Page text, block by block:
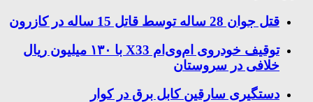
قتل جوان 28 ساله توسط قاتل 15 ساله در کازرون
توقیف خودروی ام‌وی‌ام X33 با ۱۳۰ میلیون ریال
خلافی در سروستان
دستگیری سارقین کابل برق در کوار